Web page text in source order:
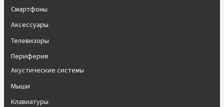
Смартфоны
Аксессуары
Телевизоры
Периферия
Акустические системы
Мыши
Клавиатуры